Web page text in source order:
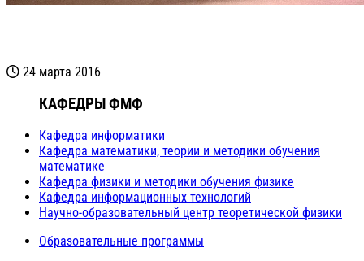
24 марта 2016
КАФЕДРЫ ФМФ
Кафедра информатики
Кафедра математики, теории и методики обучения
математике
Кафедра физики и методики обучения физике
Кафедра информационных технологий
Научно-образовательный центр теоретической физики
Образовательные программы